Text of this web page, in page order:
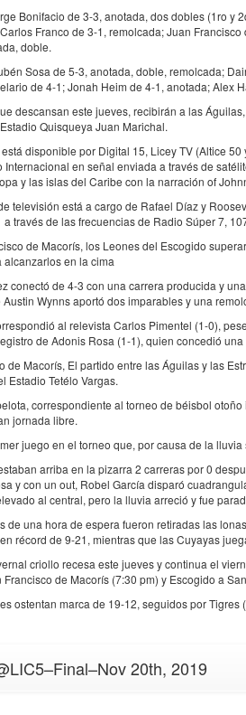
Bonifacio de 3-3, anotada, dos dobles (1ro y
Franco de 3-1, remolcada; Juan
doble.
Sosa de 5-3, anotada, doble, remolcada;
de 4-1; Jonah Heim de 4-1, anotada; Alex
descansan este jueves, recibirán a las
Quisqueya Juan Marichal.
disponible por Digital 15, Licey TV (Altice
Internacional en señal enviada a través de
y las islas del Caribe con la narración of
televisión está a cargo de Rafael Díaz y
través de las frecuencias de Radio Súper 7,
de Macorís, los Leones del Escogido
alcanzarlos en la cima
conectó de 4-3 con una carrera producida y
Wynns aportó dos imparables y una
al relevista Carlos Pimentel (1-0),
de Adonis Rosa (1-1), quien concedió
de Macorís, El partido entre las Águilas y las
Estadio Tetélo Vargas.
correspondiente al torneo de béisbol
jornada libre.
juego en el torneo que, por causa de la
arriba en la pizarra 2 carreras por 0
y con un out, Robel García disparó
al central, pero la lluvia arreció y fue
de una hora de espera fueron retiradas las
récord de 9-21, mientras que las Cuyayas
criollo recesa este jueves y continua el
Francisco de Macorís (7:30 pm) y Escogido a
ostentan marca de 19-12, seguidos por
LIC5–Final–Nov 20th, 2019